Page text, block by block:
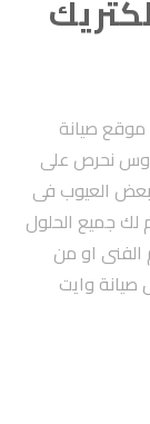
موقع صيانة
نحرص على
بعض العيوب فى
لك جميع الحلول
او من
صيانة وايت